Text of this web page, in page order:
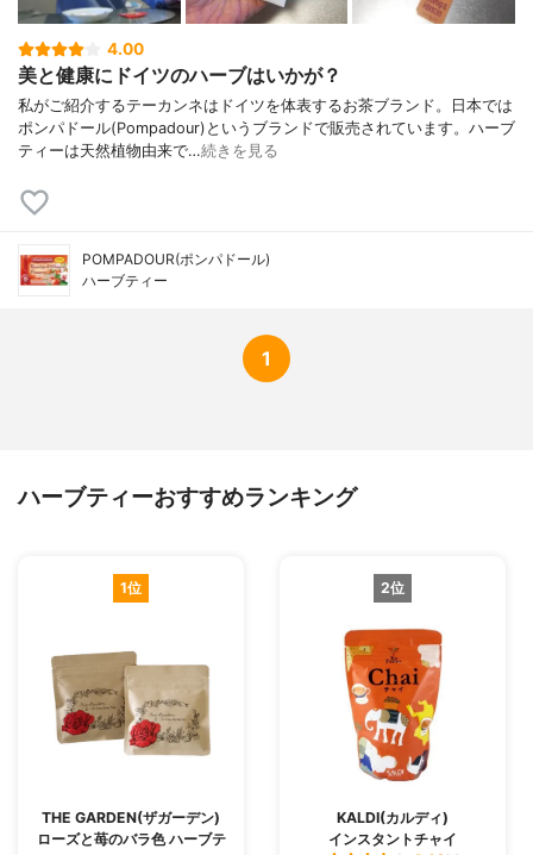
4.00
美と健康にドイツのハーブはいかが？
私がご紹介するテーカンネはドイツを体表するお茶ブランド。日本では
ポンパドール(Pompadour)というブランドで販売されています。ハーブ
ティーは天然植物由来で…続きを見る
POMPADOUR(ポンパドール)
ハーブティー
1
ハーブティーおすすめランキング
1位
THE GARDEN(ザガーデン)
ローズと苺のバラ色 ハーブテ
2位
KALDI(カルディ)
インスタントチャイ